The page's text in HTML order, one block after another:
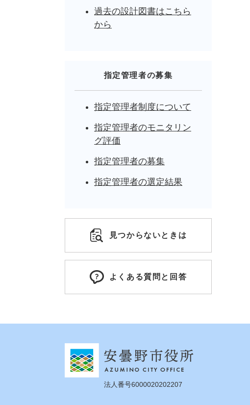
過去の設計図書はこちら
から
指定管理者の募集
指定管理者制度について
指定管理者のモニタリン
グ評価
指定管理者の募集
指定管理者の選定結果
見つからないときは
よくある質問と回答
法人番号6000020202207